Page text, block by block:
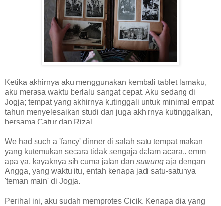
Ketika akhirnya aku menggunakan kembali tablet lamaku,
aku merasa waktu berlalu sangat cepat. Aku sedang di
Jogja; tempat yang akhirnya kutinggali untuk minimal empat
tahun menyelesaikan studi dan juga akhirnya kutinggalkan,
bersama Catur dan Rizal.
We had such a 'fancy' dinner di salah satu tempat makan
yang kutemukan secara tidak sengaja dalam acara.. emm
apa ya, kayaknya sih cuma jalan dan suwung aja dengan
Angga, yang waktu itu, entah kenapa jadi satu-satunya
'teman main' di Jogja.
Perihal ini, aku sudah memprotes Cicik. Kenapa dia yang